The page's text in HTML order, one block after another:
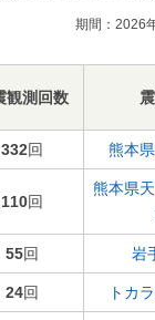
期間：2026
観測回数
332回 熊本
110回
熊本県
55回 岩
24回 トカ